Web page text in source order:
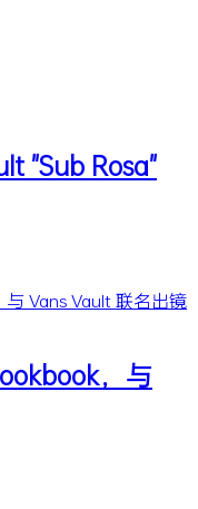
"Sub Rosa"
，与